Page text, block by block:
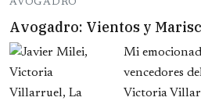
AVOGADRO
Avogadro: Vientos y
Mi
vencedores
Victoria